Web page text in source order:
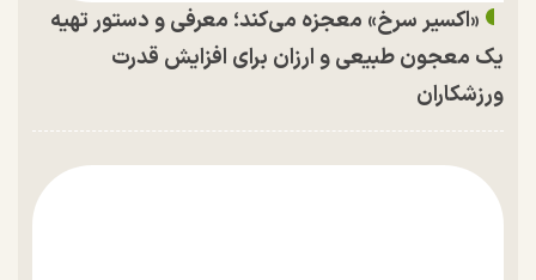
«اکسیر سرخ» معجزه می‌کند؛ معرفی و دستور تهیه
یک معجون طبیعی و ارزان برای افزایش قدرت
ورزشکاران